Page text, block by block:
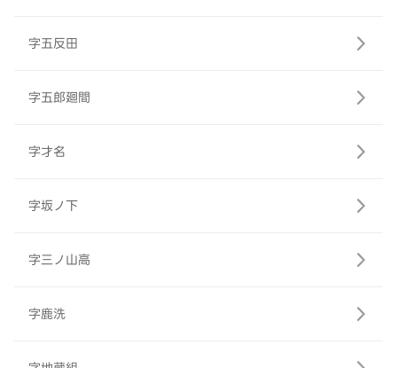
字五反田
字五郎廻間
字才名
字坂ノ下
字三ノ山高
字鹿洗